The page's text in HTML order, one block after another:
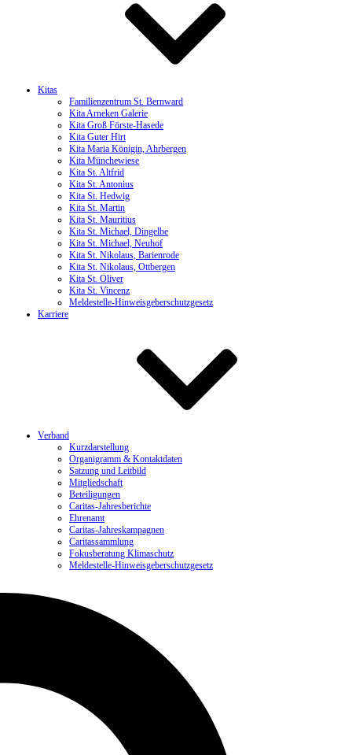
Kitas
Familienzentrum St. Bernward
Kita Arneken Galerie
Kita Groß Förste-Hasede
Kita Guter Hirt
Kita Maria Königin, Ahrbergen
Kita Münchewiese
Kita St. Altfrid
Kita St. Antonius
Kita St. Hedwig
Kita St. Martin
Kita St. Mauritius
Kita St. Michael, Dingelbe
Kita St. Michael, Neuhof
Kita St. Nikolaus, Barienrode
Kita St. Nikolaus, Ottbergen
Kita St. Oliver
Kita St. Vincenz
Meldestelle-Hinweisgeberschutzgesetz
Karriere
Verband
Kurzdarstellung
Organigramm & Kontaktdaten
Satzung und Leitbild
Mitgliedschaft
Beteiligungen
Caritas-Jahresberichte
Ehrenamt
Caritas-Jahreskampagnen
Caritassammlung
Fokusberatung Klimaschutz
Meldestelle-Hinweisgeberschutzgesetz